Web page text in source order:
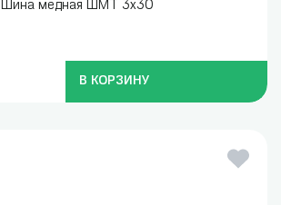
Шина медная ШМТ 3х30
В КОРЗИНУ